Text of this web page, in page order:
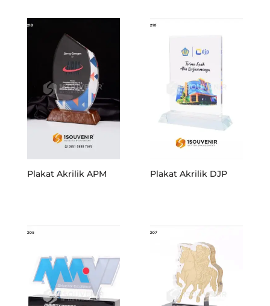
Plakat Akrilik APM Plakat Akrilik DJP